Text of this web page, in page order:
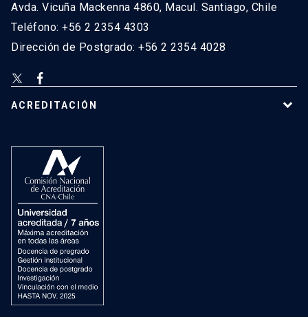
Avda. Vicuña Mackenna 4860, Macul. Santiago, Chile
Teléfono: +56 2 2354 4303
Dirección de Postgrado: +56 2 2354 4028
ACREDITACIÓN